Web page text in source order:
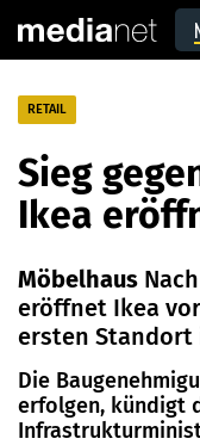
RETAIL
Sieg
Ikea
Möbelhaus
eröffnet Ikea
ersten Standort
Die
erfolgen, kündigt